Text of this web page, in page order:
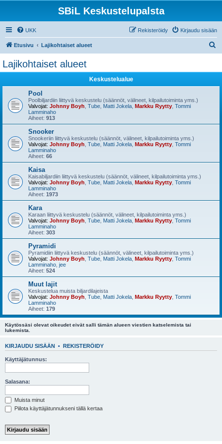
SBiL Keskustelupalsta
UKK Kirjaudu sisään
Rekisteröidy
Etusivu Lajikohtaiset alueet
Lajikohtaiset alueet
Keskustelualue
Pool
Poolbiljardiin liittyvä keskustelu (säännöt, välineet, kilpailutoiminta yms.)
Valvojat: Johnny Boyh Tube Matti Jokela Markku Ryytty Tommi
Lamminaho
Aiheet: 913
Snooker
Snookeriin liittyvä keskustelu (säännöt, välineet, kilpailutoiminta yms.)
Valvojat: Johnny Boyh Tube Matti Jokela Markku Ryytty Tommi
Lamminaho
Aiheet: 66
Kaisa
Kaisabiljardiin liittyvä keskustelu (säännöt, välineet, kilpailutoiminta yms.)
Valvojat: Johnny Boyh Tube Matti Jokela Markku Ryytty Tommi
Lamminaho
Aiheet: 1973
Kara
Karaan liittyvä keskustelu (säännöt, välineet, kilpailutoiminta yms.)
Valvojat: Johnny Boyh Tube Matti Jokela Markku Ryytty Tommi
Lamminaho
Aiheet: 303
Pyramidi
Pyramidiin liittyvä keskustelu (säännöt, välineet, kilpailutoiminta yms.)
Valvojat: Johnny Boyh Tube Matti Jokela Markku Ryytty Tommi
Lamminaho jee
Aiheet: 524
Muut lajit
Keskustelua muista biljardilajeista
Valvojat: Johnny Boyh Tube Matti Jokela Markku Ryytty Tommi
Lamminaho
Aiheet: 179
Käytössäsi olevat oikeudet eivät salli tämän alueen viestien katselemista tai
lukemista.
KIRJAUDU SISÄÄN • REKISTERÖIDY
Käyttäjätunnus:
Salasana:
Muista minut
Piilota käyttäjätunnukseni tällä kertaa